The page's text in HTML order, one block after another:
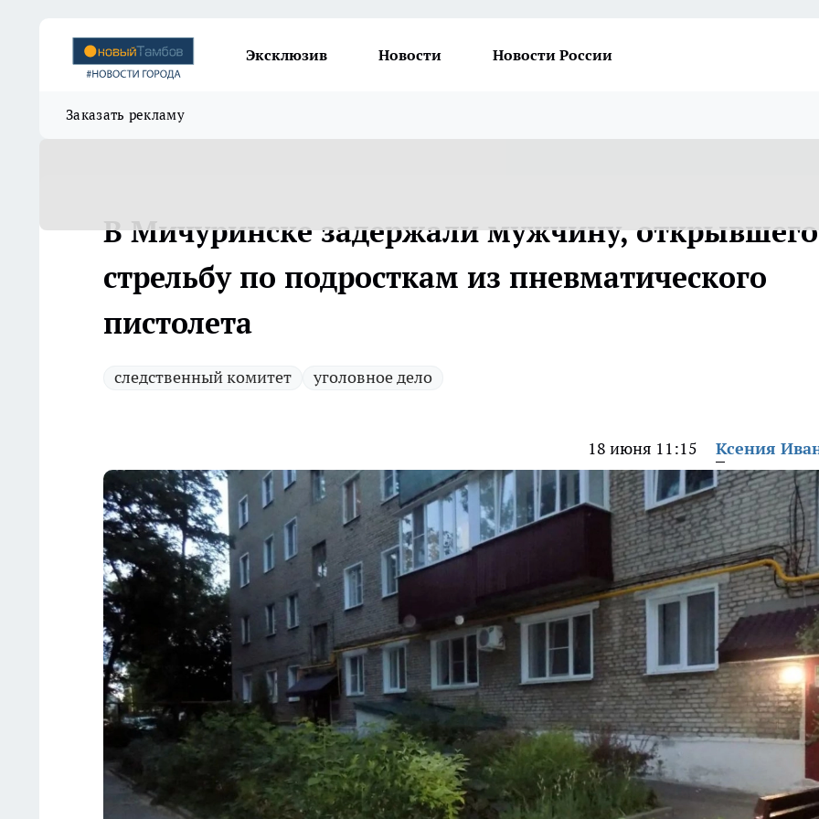
Эксклюзив Новости Новости России
Заказать рекламу
В Мичуринске задержали мужчину, открывшего
стрельбу по подросткам из пневматического
пистолета
следственный комитет уголовное дело
18 июня 11:15 Ксения